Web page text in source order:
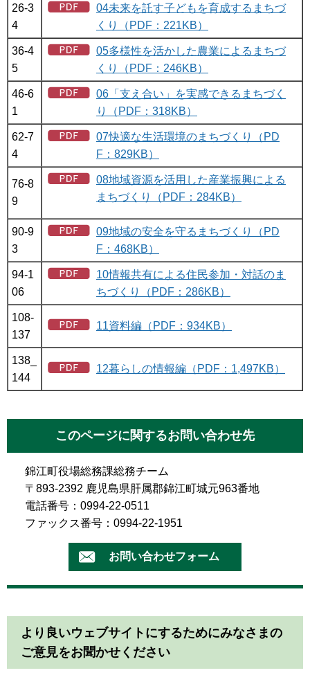
26-3
4
04未来を託す子どもを育成するまちづ
くり（PDF：221KB）
36-4
5
05多様性を活かした農業によるまちづ
くり（PDF：246KB）
46-6
1
06「支え合い」を実感できるまちづく
り（PDF：318KB）
62-7
4
07快適な生活環境のまちづくり（PD
F：829KB）
76-8
9
08地域資源を活用した産業振興による
まちづくり（PDF：284KB）
90-9
3
09地域の安全を守るまちづくり（PD
F：468KB）
94-1
06
10情報共有による住民参加・対話のま
ちづくり（PDF：286KB）
108-
137
11資料編（PDF：934KB）
138_
144
12暮らしの情報編（PDF：1,497KB）
このページに関するお問い合わせ先
錦江町役場総務課総務チーム
〒893-2392 鹿児島県肝属郡錦江町城元963番地
電話番号：0994-22-0511
ファックス番号：0994-22-1951
より良いウェブサイトにするためにみなさまの
ご意見をお聞かせください